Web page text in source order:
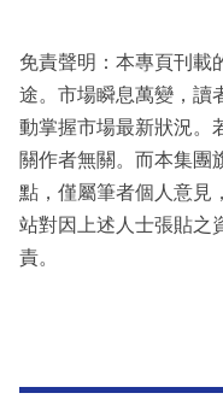
免責聲明：本專頁刊載
途。市場瞬息萬變，讀
動掌握市場最新狀況。
關作者無關。而本集團
點，僅屬筆者個人意見
站對因上述人士張貼之
責。